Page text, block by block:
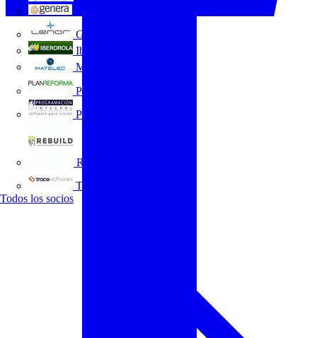
Grupo Lenor
Iberdrola
MATELEC
Plan Reforma
Programación Integral
REBUILD
Trace Software
Todos los socios